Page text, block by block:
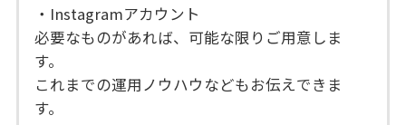
・Instagramアカウント
必要なものがあれば、可能な限りご用意しま
す。
これまでの運用ノウハウなどもお伝えできま
す。